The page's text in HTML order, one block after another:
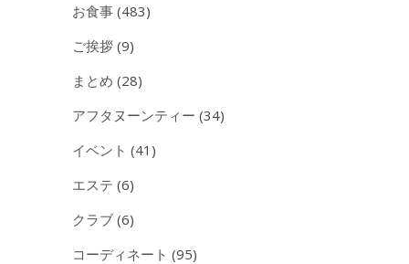
お食事 (483)
ご挨拶 (9)
まとめ (28)
アフタヌーンティー (34)
イベント (41)
エステ (6)
クラブ (6)
コーディネート (95)